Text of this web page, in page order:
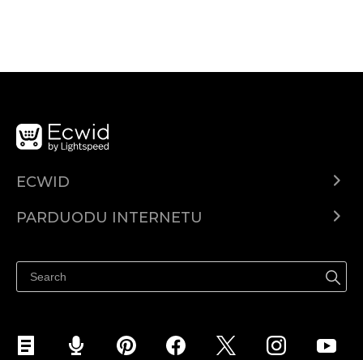
ECWID
Kainodara
PARDUODU INTERNETU
Parduodu Facebook
Parduodu Instagram